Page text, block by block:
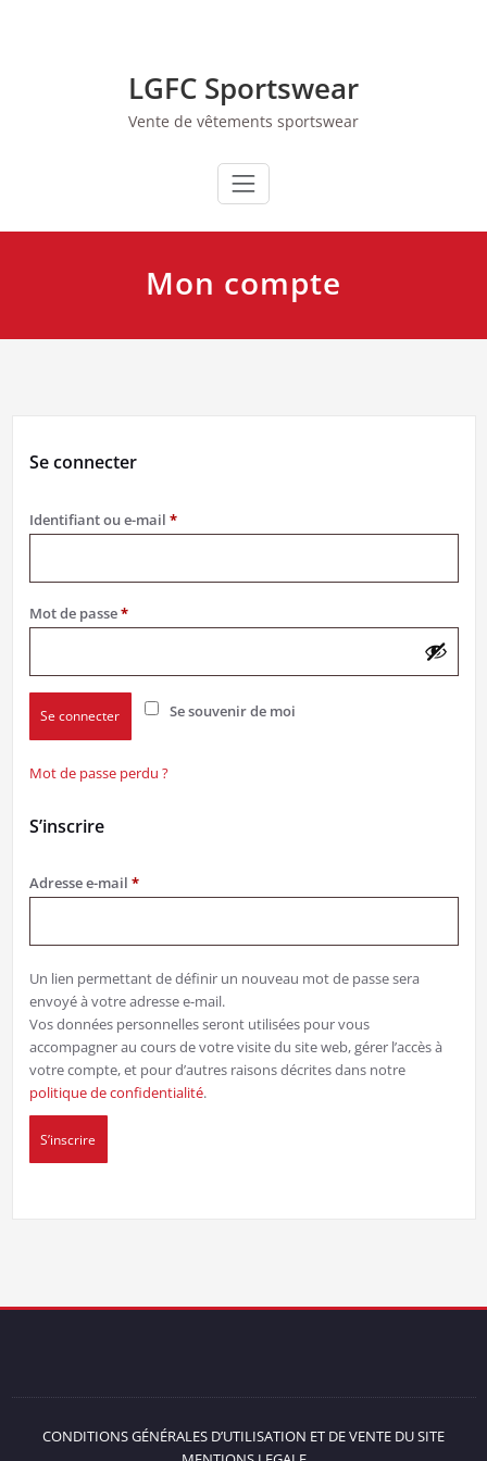
LGFC Sportswear
Vente de vêtements sportswear
Mon compte
Se connecter
Identifiant ou e-mail *Obligatoire
Mot de passe*Obligatoire
Se souvenir de moi
Se connecter
Mot de passe perdu ?
S’inscrire
Adresse e-mail *Obligatoire
Un lien permettant de définir un nouveau mot de passe sera
envoyé à votre adresse e-mail.
Vos données personnelles seront utilisées pour vous
accompagner au cours de votre visite du site web, gérer l’accès à
votre compte, et pour d’autres raisons décrites dans notre
politique de confidentialité.
S’inscrire
CONDITIONS GÉNÉRALES D’UTILISATION ET DE VENTE DU SITE